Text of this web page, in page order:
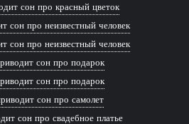
сон про красный цветок
сон про неизвестный человек
сон про неизвестный человек
сон про подарок
сон про подарок
сон про самолет
сон про свадебное платье